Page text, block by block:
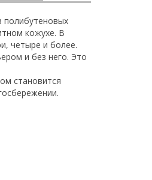
полибутеновых
кожухе. В
четыре и более.
и без него. Это
становится